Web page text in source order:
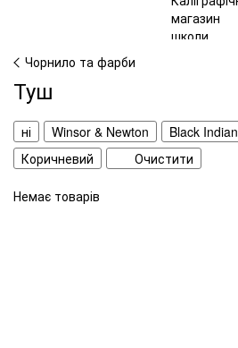
Чорнило та фарби
Туш
ні Winsor & Newton Black Indian
Коричневий
Очистити
Немає товарів